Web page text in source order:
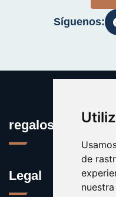
de
Síguenos:
regalos.info
Legal